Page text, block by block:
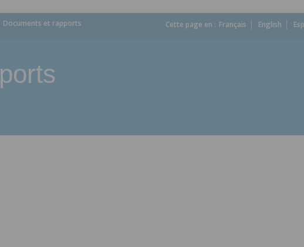
Documents et rapports Cette page en : Français English